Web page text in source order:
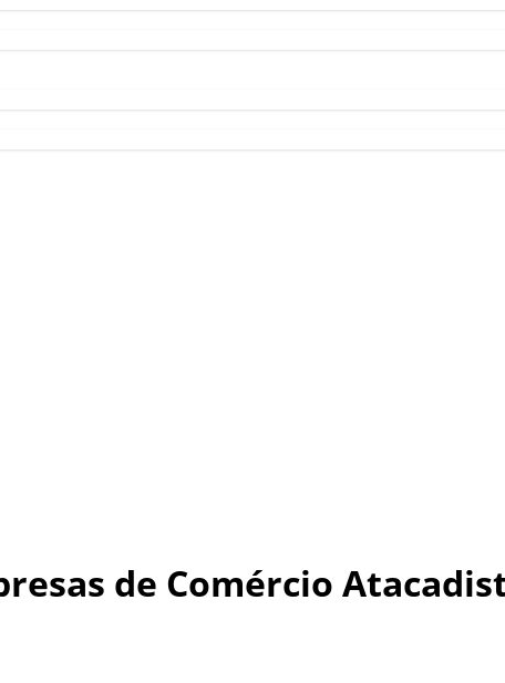
de Comércio